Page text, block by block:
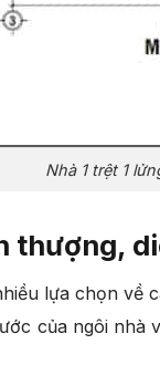
Nhà 1 trệt 1
thượng,
lựa chọn
của ngôi